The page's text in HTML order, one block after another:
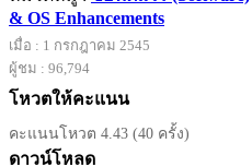
& OS Enhancements
เมื่อ : 1 กรกฎาคม 2545
ผู้ชม : 96,794
โหวตให้คะแนน
คะแนนโหวต 4.43 (40 ครั้ง)
ดาวน์โหลด